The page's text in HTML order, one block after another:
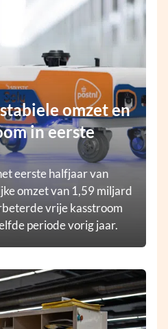
omzet en
in eerste
eerste halfjaar van
omzet van 1,59 miljard
vrije kasstroom
periode vorig jaar.